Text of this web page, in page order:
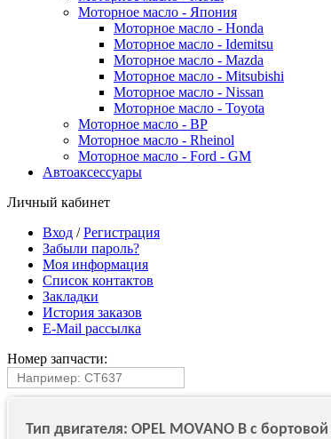
Моторное масло - Япония
Моторное масло - Honda
Моторное масло - Idemitsu
Моторное масло - Mazda
Моторное масло - Mitsubishi
Моторное масло - Nissan
Моторное масло - Toyota
Моторное масло - BP
Моторное масло - Rheinol
Моторное масло - Ford - GM
Автоаксессуары
Личный кабинет
Вход /Регистрация
Забыли пароль?
Моя информация
Список контактов
Закладки
История заказов
E-Mail рассылка
Номер запчасти:
Тип двигателя: OPEL MOVANO B c